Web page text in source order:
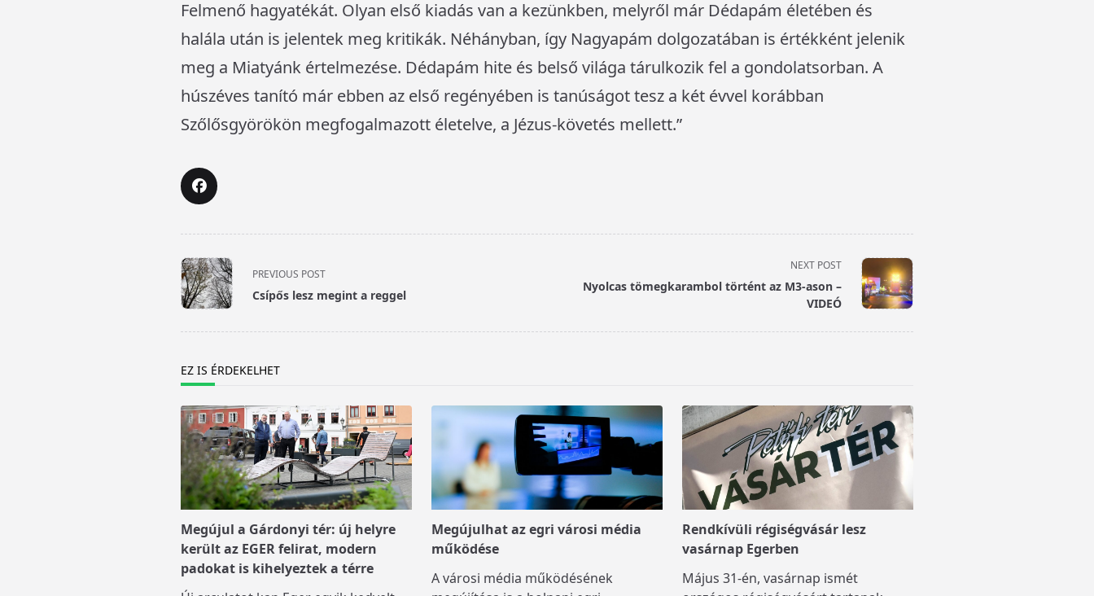
Felmenő hagyatékát. Olyan első kiadás van a kezünkben, melyről már Dédapám életében és
halála után is jelentek meg kritikák. Néhányban, így Nagyapám dolgozatában is értékként jelenik
meg a Miatyánk értelmezése. Dédapám hite és belső világa tárulkozik fel a gondolatsorban. A
húszéves tanító már ebben az első regényében is tanúságot tesz a két évvel korábban
Szőlősgyörökön megfogalmazott életelve, a Jézus-követés mellett.”
<span
class="nav-
subtitle
text">Page</span>
PREVIOUS POST
Csípős lesz megint a reggel
NEXT POST
Nyolcas tömegkarambol történt az M3-ason –
VIDEÓ
EZ IS ÉRDEKELHET
Megújul a Gárdonyi tér: új helyre
került az EGER felirat, modern
padokat is kihelyeztek a térre
Megújulhat az egri városi média
működése
A városi média működésének
Rendkívüli régiségvásár lesz
vasárnap Egerben
Május 31-én, vasárnap ismét